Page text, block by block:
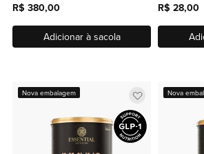
R$ 380,00
Adicionar à sacola
R$ 28,00
Adicionar
a
lista
de
Nova embalagem Nova